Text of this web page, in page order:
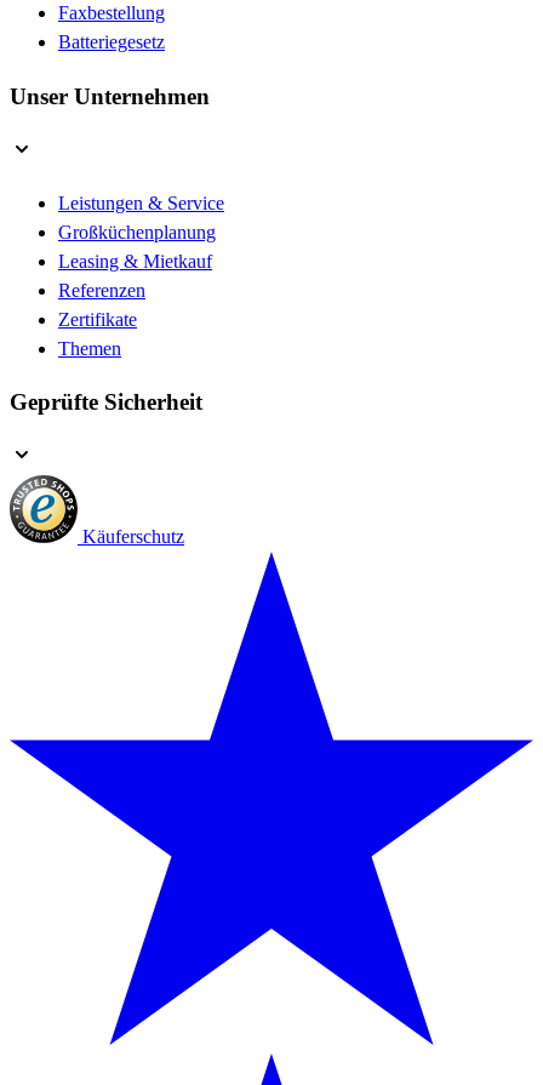
Faxbestellung
Batteriegesetz
Unser Unternehmen
Leistungen & Service
Großküchenplanung
Leasing & Mietkauf
Referenzen
Zertifikate
Themen
Geprüfte Sicherheit
Käuferschutz